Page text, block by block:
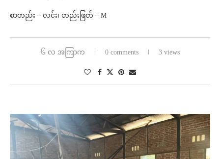
စာတည်း – လင်း၊ တည်းဖြတ် – M
၆ လ အကြာက 0 comments 3 views